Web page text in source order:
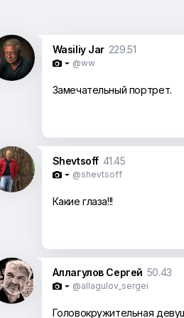
Wasiliy Jar 229.51
 @ww
Замечательный портрет.
Shevtsoff 41.45
 @shevtsoff
Какие глаза!!!
Аллагулов Сергей 50.43
 @allagulov_sergei
Головокружительная